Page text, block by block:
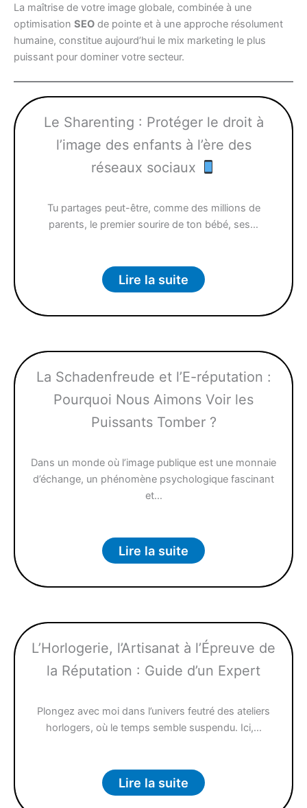
La maîtrise de votre image globale, combinée à une
optimisation SEO de pointe et à une approche résolument
humaine, constitue aujourd’hui le mix marketing le plus
puissant pour dominer votre secteur.
Le Sharenting : Protéger le droit à
l’image des enfants à l’ère des
réseaux sociaux
Tu partages peut-être, comme des millions de
parents, le premier sourire de ton bébé, ses…
Lire la suite
La Schadenfreude et l’E-réputation :
Pourquoi Nous Aimons Voir les
Puissants Tomber ?
Dans un monde où l’image publique est une monnaie
d’échange, un phénomène psychologique fascinant
et…
Lire la suite
L’Horlogerie, l’Artisanat à l’Épreuve de
la Réputation : Guide d’un Expert
Plongez avec moi dans l’univers feutré des ateliers
horlogers, où le temps semble suspendu. Ici,…
Lire la suite